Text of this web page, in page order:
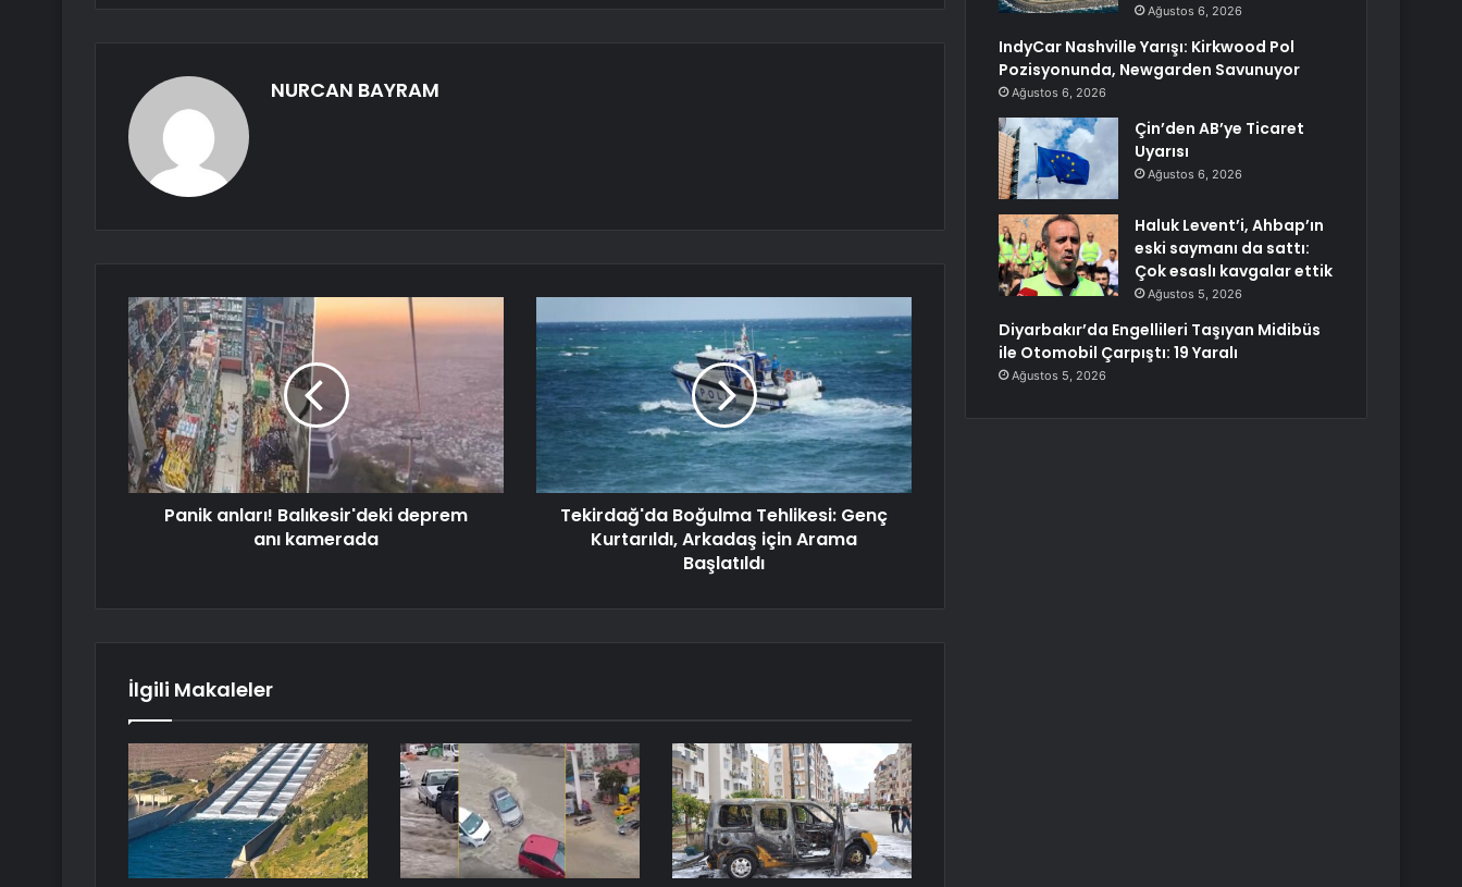
NURCAN BAYRAM
Panik anları! Balıkesir'deki deprem
anı kamerada
Tekirdağ'da Boğulma Tehlikesi: Genç
Kurtarıldı, Arkadaş için Arama
Başlatıldı
İlgili Makaleler
Ağustos 6, 2026
IndyCar Nashville Yarışı: Kirkwood Pol
Pozisyonunda, Newgarden Savunuyor
Ağustos 6, 2026
Çin’den AB’ye Ticaret
Uyarısı
Ağustos 6, 2026
Haluk Levent’i, Ahbap’ın
eski saymanı da sattı:
Çok esaslı kavgalar ettik
Ağustos 5, 2026
Diyarbakır’da Engellileri Taşıyan Midibüs
ile Otomobil Çarpıştı: 19 Yaralı
Ağustos 5, 2026